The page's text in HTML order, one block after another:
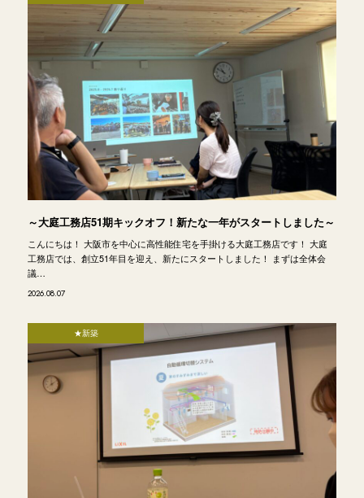
～大庭工務店51期キックオフ！新たな一年がスタートしました～
こんにちは！ 大阪市を中心に高性能住宅を手掛ける大庭工務店です！ 大庭
工務店では、創立51年目を迎え、新たにスタートしました！ まずは全体会
議…
2026.08.07
★新築